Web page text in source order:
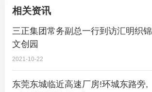
相关资讯
三正集团常务副总一行到访汇明织锦
文创园
2021-10-22
东莞东城临近高速厂房!环城东路旁,